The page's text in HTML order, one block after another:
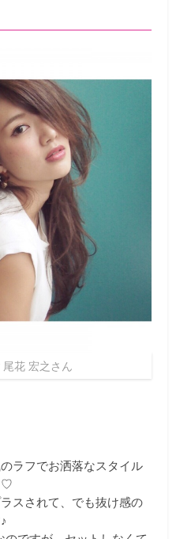
花 宏之さん
ラフでお洒落なスタイル
♡
スされて、でも抜け感の